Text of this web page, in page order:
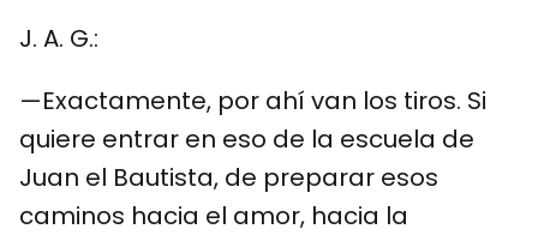
J. A. G.:
—Exactamente, por ahí van los tiros. Si
quiere entrar en eso de la escuela de
Juan el Bautista, de preparar esos
caminos hacia el amor, hacia la